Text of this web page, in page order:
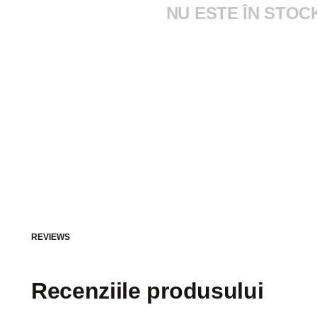
NU ESTE ÎN
REVIEWS
Recenziile produsului